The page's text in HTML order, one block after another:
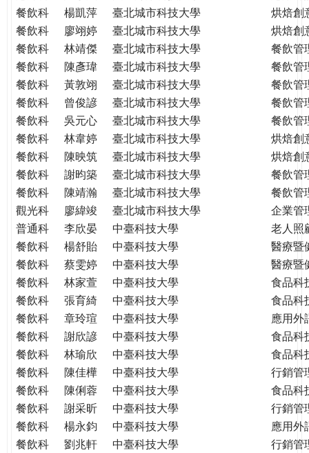
ON
THE
PATH
GLOBAL
CITIZENSHIP
餐飲科
楊凱萍 臺北城市科技大學
烘焙創
餐飲科
廖翊婷 臺北城市科技大學
烘焙創
餐飲科
林靖傑 臺北城市科技大學
餐飲管
餐飲科
陳彥瑋 臺北城市科技大學
餐飲管
餐飲科
黃敦翊 臺北城市科技大學
餐飲管
餐飲科
曾俊諺 臺北城市科技大學
餐飲管
餐飲科
吳元心 臺北城市科技大學
餐飲管
餐飲科
林韋婷 臺北城市科技大學
烘焙創
餐飲科
陳映筑 臺北城市科技大學
烘焙創
餐飲科
謝昀築 臺北城市科技大學
餐飲管
餐飲科
陳靖瀚 臺北城市科技大學
餐飲管
觀光科
廖緯竣 臺北城市科技大學
企業管
普通科
李欣晏 中臺科技大學
老人照
餐飲科
楊舒貽 中臺科技大學
醫療暨
餐飲科
蔡雯婷 中臺科技大學
醫療暨
餐飲科
林家萱 中臺科技大學
食品科
餐飲科
張育綺 中臺科技大學
食品科
餐飲科
章玲瑄 中臺科技大學
應用外
餐飲科
謝欣諺 中臺科技大學
食品科
餐飲科
林瑜欣 中臺科技大學
食品科
餐飲科
陳佳樺 中臺科技大學
行銷管
餐飲科
陳俐蓉 中臺科技大學
食品科
餐飲科
謝采昕 中臺科技大學
行銷管
餐飲科
楊永鈞 中臺科技大學
應用外
餐飲科
劉兆軒 中臺科技大學
行銷管